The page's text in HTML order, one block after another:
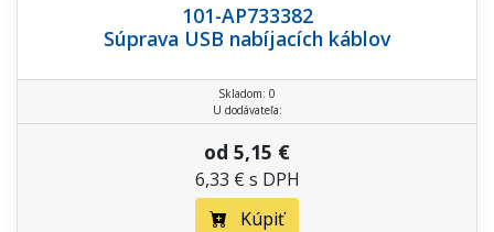
101-AP733382
Súprava USB nabíjacích káblov
Skladom: 0
U dodávateľa:
od 5,15 €
6,33 € s DPH
Kúpiť